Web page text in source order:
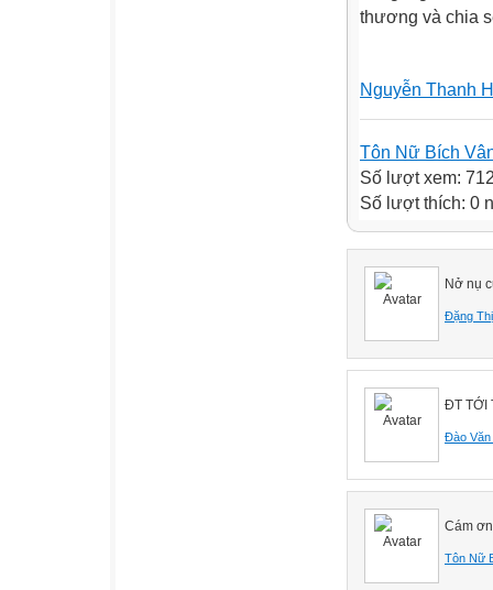
thương và chia
Nguyễn Thanh
Tôn Nữ Bích
Số lượt xem:
Số lượt thích: 0
Nở nụ
Đặng
ĐT TỚI
Đào Văn
Cám
Tôn Nữ